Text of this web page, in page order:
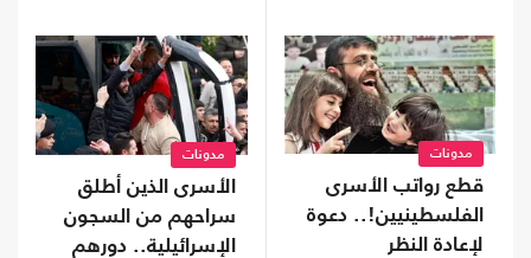
مدونات
قطع رواتب الأسرى
الفلسطينيين!.. دعوة
لإعادة النظر
مدونات
الأسرى الذين أطلق
سراحهم من السجون
الإسرائيلية.. دورهم